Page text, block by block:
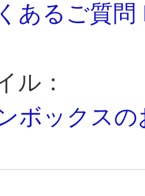
あるご質問
ル：
ボックス